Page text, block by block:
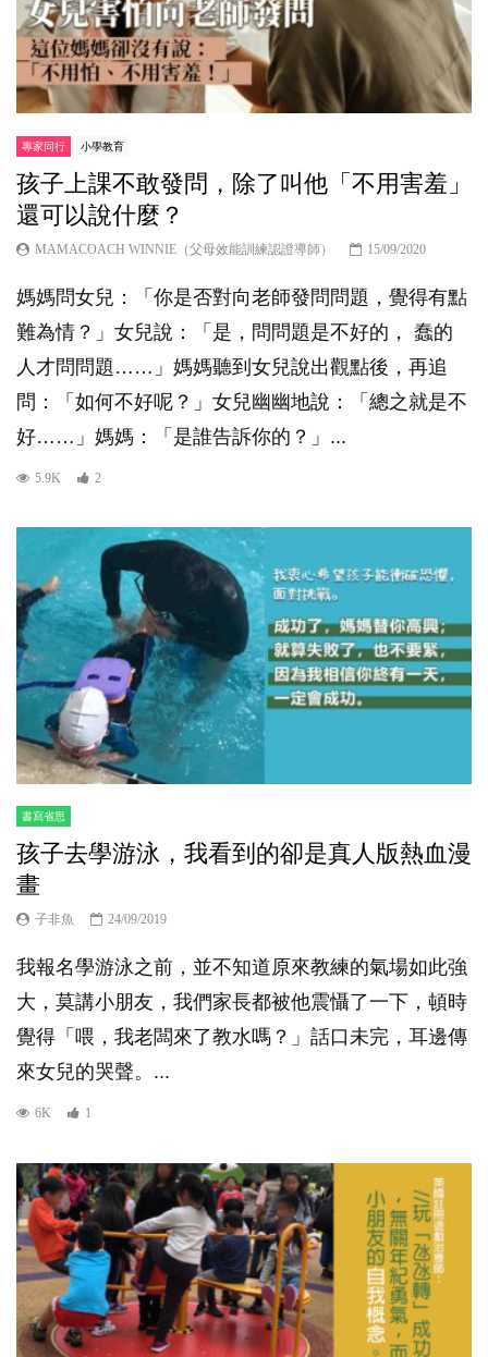
專家同行 小學教育
孩子上課不敢發問，除了叫他「不用害羞」
還可以說什麼？
MAMACOACH WINNIE（父母效能訓練認證導師） 15/09/2020
媽媽問女兒：「你是否對向老師發問問題，覺得有點
難為情？」女兒說：「是，問問題是不好的， 蠢的
人才問問題……」媽媽聽到女兒說出觀點後，再追
問：「如何不好呢？」女兒幽幽地說：「總之就是不
好……」媽媽：「是誰告訴你的？」...
5.9K 2
書寫省思
孩子去學游泳，我看到的卻是真人版熱血漫
畫
子非魚 24/09/2019
我報名學游泳之前，並不知道原來教練的氣場如此強
大，莫講小朋友，我們家長都被他震懾了一下，頓時
覺得「喂，我老闆來了教水嗎？」話口未完，耳邊傳
來女兒的哭聲。...
6K 1